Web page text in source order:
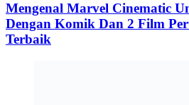
Mengenal Marvel Cinematic
Dengan Komik Dan 2 Film
Terbaik